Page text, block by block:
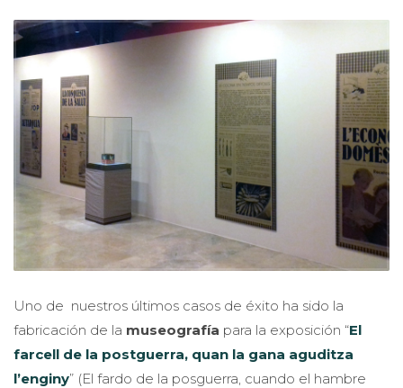
Uno de nuestros últimos casos de éxito ha sido la
fabricación de la museografía para la exposición “El
farcell de la postguerra, quan la gana aguditza
l’enginy” (El fardo de la posguerra, cuando el hambre